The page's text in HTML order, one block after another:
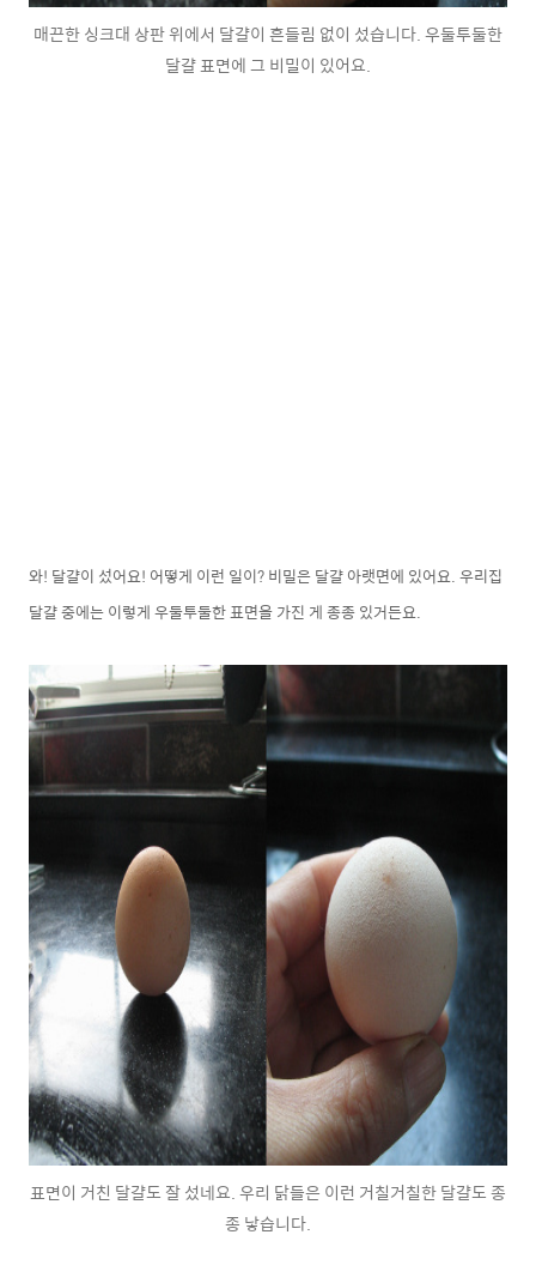
매끈한 싱크대 상판 위에서 달걀이 흔들림 없이 섰습니다. 우둘투둘한
달걀 표면에 그 비밀이 있어요.
와! 달걀이 섰어요! 어떻게 이런 일이? 비밀은 달걀 아랫면에 있어요. 우리집
달걀 중에는 이렇게 우둘투둘한 표면을 가진 게 종종 있거든요.
표면이 거친 달걀도 잘 섰네요. 우리 닭들은 이런 거칠거칠한 달걀도 종
종 낳습니다.